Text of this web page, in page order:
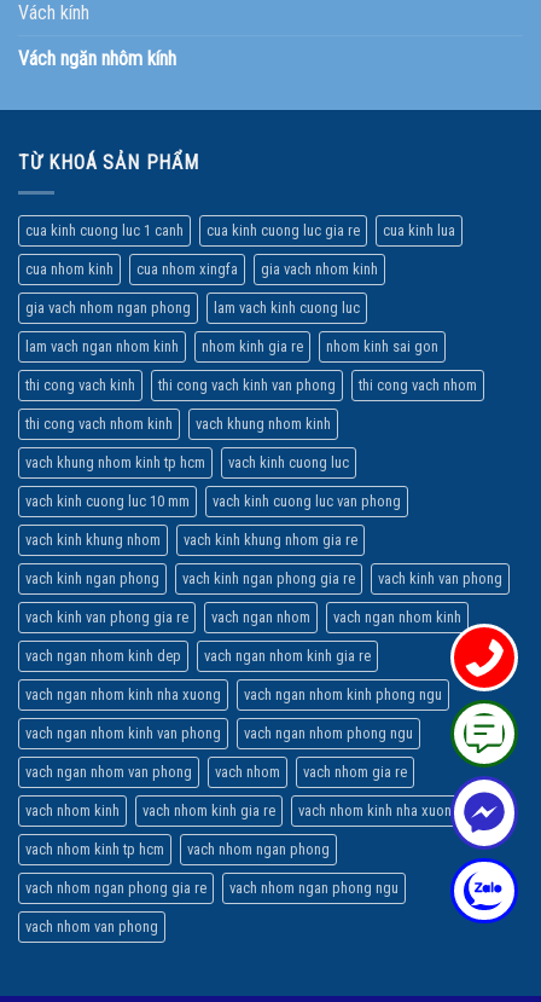
Vách kính
Vách ngăn nhôm kính
TỪ KHOÁ SẢN PHẨM
cua kinh cuong luc 1 canh cua kinh cuong luc gia re cua kinh lua
cua nhom kinh cua nhom xingfa gia vach nhom kinh
gia vach nhom ngan phong lam vach kinh cuong luc
lam vach ngan nhom kinh nhom kinh gia re nhom kinh sai gon
thi cong vach kinh thi cong vach kinh van phong thi cong vach nhom
thi cong vach nhom kinh vach khung nhom kinh
vach khung nhom kinh tp hcm vach kinh cuong luc
vach kinh cuong luc 10 mm vach kinh cuong luc van phong
vach kinh khung nhom vach kinh khung nhom gia re
vach kinh ngan phong vach kinh ngan phong gia re vach kinh van phong
vach kinh van phong gia re vach ngan nhom vach ngan nhom kinh
vach ngan nhom kinh dep vach ngan nhom kinh gia re
vach ngan nhom kinh nha xuong vach ngan nhom kinh phong ngu
vach ngan nhom kinh van phong vach ngan nhom phong ngu
vach ngan nhom van phong vach nhom vach nhom gia re
vach nhom kinh vach nhom kinh gia re vach nhom kinh nha xuong
vach nhom kinh tp hcm vach nhom ngan phong
vach nhom ngan phong gia re vach nhom ngan phong ngu
vach nhom van phong